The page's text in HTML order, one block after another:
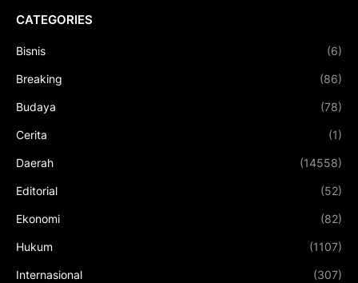
CATEGORIES
Bisnis (6)
Breaking (86)
Budaya (78)
Cerita (1)
Daerah (14558)
Editorial (52)
Ekonomi (82)
Hukum (1107)
Internasional (307)